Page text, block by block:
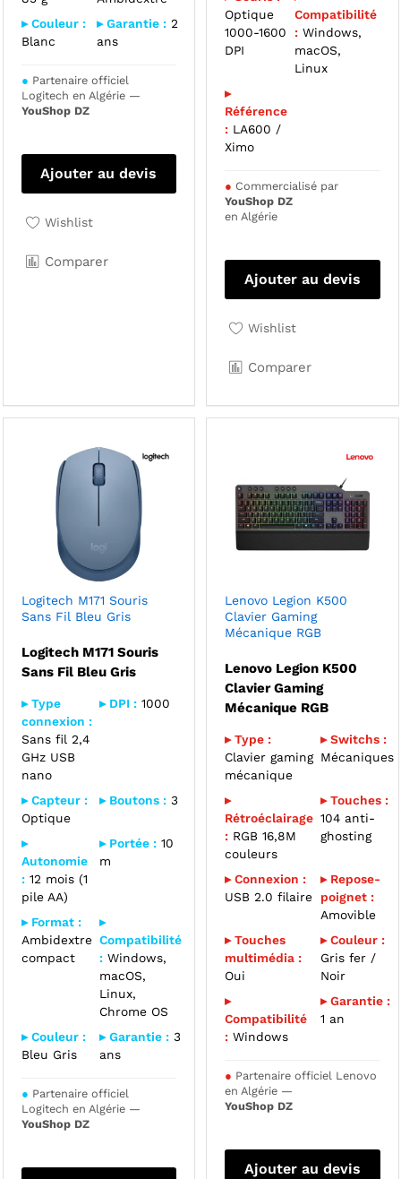
▸ Couleur :
Blanc
▸ Garantie :2
ans
● Partenaire officiel
Logitech en Algérie —
YouShop DZ
Ajouter au devis
Wishlist
Comparer
Optique
1000-1600
DPI
Compatibilité
: Windows,
macOS,
Linux
▸
Référence
: LA600 /
Ximo
● Commercialisé par
YouShop DZ
en Algérie
Ajouter au devis
Wishlist
Comparer
Logitech M171 Souris
Sans Fil Bleu Gris
Logitech M171 Souris
Sans Fil Bleu Gris
▸ Type
connexion :
Sans fil 2,4
GHz USB
nano
▸ DPI :1000
▸ Capteur :
Optique
▸ Boutons :3
▸
Autonomie
:12 mois (1
pile AA)
▸ Portée :10
m
▸ Format :
Ambidextre
compact
▸
Compatibilité
:Windows,
macOS,
Linux,
Chrome OS
▸ Couleur :
Bleu Gris
▸ Garantie :3
ans
● Partenaire officiel
Logitech en Algérie —
YouShop DZ
Lenovo Legion K500
Clavier Gaming
Mécanique RGB
Lenovo Legion K500
Clavier Gaming
Mécanique RGB
▸ Type :
Clavier gaming
mécanique
▸ Switchs :
Mécaniques
▸
Rétroéclairage
: RGB 16,8M
couleurs
▸ Touches :
104 anti-
ghosting
▸ Connexion :
USB 2.0 filaire
▸ Repose-
poignet :
Amovible
▸ Touches
multimédia :
Oui
▸ Couleur :
Gris fer /
Noir
▸
Compatibilité
: Windows
▸ Garantie :
1 an
● Partenaire officiel Lenovo
en Algérie —
YouShop DZ
Ajouter au devis